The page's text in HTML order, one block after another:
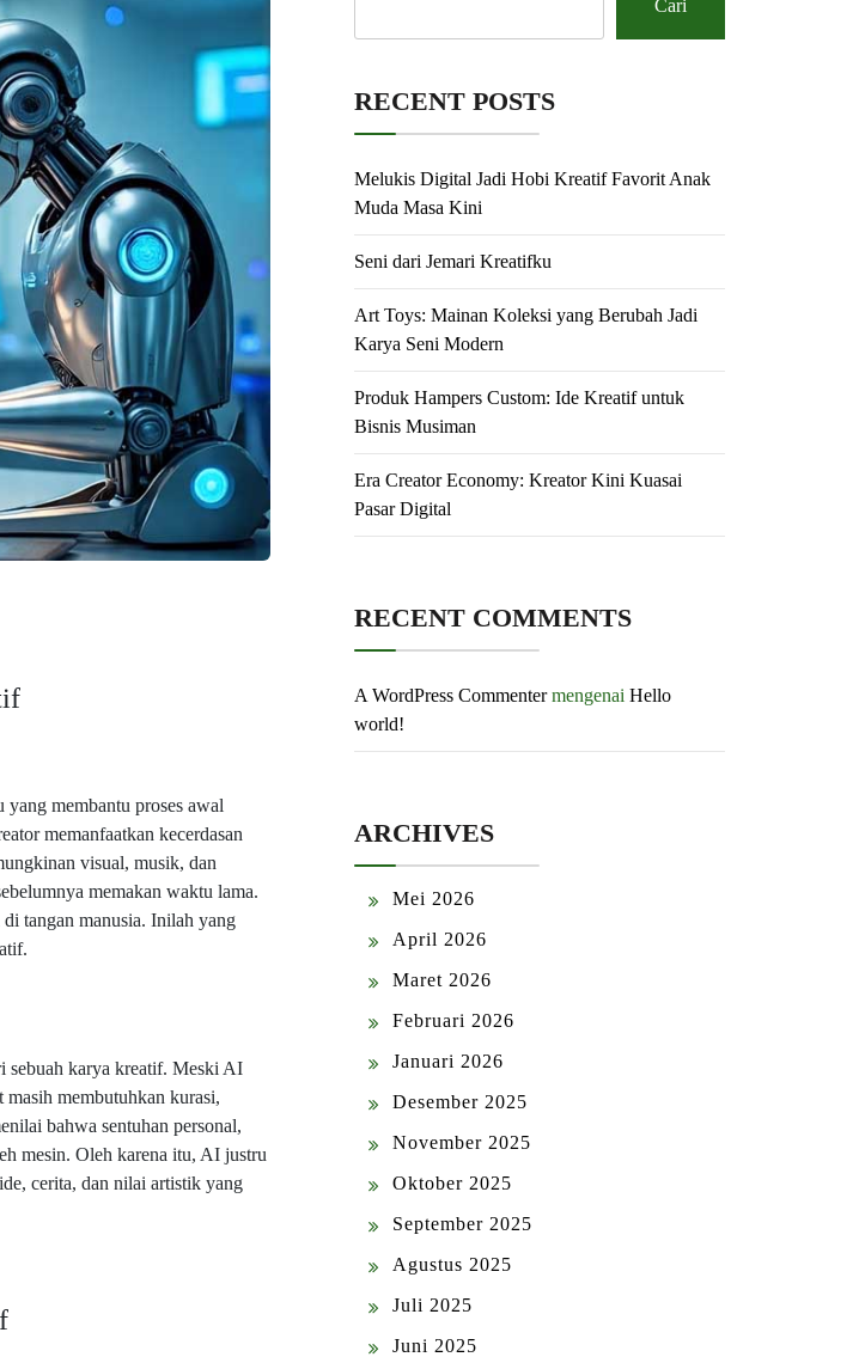
membantu proses awal
memanfaatkan kecerdasan
visual, musik, dan
memakan waktu lama.
tangan manusia. Inilah yang
sebuah karya kreatif. Meski AI
masih membutuhkan kurasi,
bahwa sentuhan personal,
mesin. Oleh karena itu, AI justru
cerita, dan nilai artistik yang
Cari
RECENT POSTS
Melukis Digital Jadi Hobi Kreatif Favorit Anak
Muda Masa Kini
Seni dari Jemari Kreatifku
Art Toys: Mainan Koleksi yang Berubah Jadi
Karya Seni Modern
Produk Hampers Custom: Ide Kreatif untuk
Bisnis Musiman
Era Creator Economy: Kreator Kini Kuasai
Pasar Digital
RECENT COMMENTS
A WordPress Commentermengenai Hello
world!
ARCHIVES
Mei 2026
April 2026
Maret 2026
Februari 2026
Januari 2026
Desember 2025
November 2025
Oktober 2025
September 2025
Agustus 2025
Juli 2025
Juni 2025